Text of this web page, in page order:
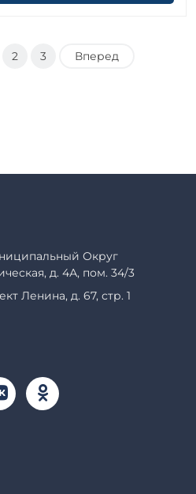
2 3 Вперед
Округ
д. 4А, пом. 34/3
Ленина, д. 67, стр. 1